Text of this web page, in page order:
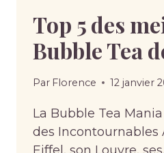
Top 5 des
Bubble Tea
Par Florence 12 janvier
La Bubble Tea
des Incontournables